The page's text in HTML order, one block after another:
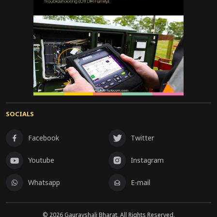
कोई व्यक्ति तनावग्रस्त या परेशान दिखे, तो तुरंत उसे
भावनात्मक समर्थन देना बहुत महत्वपूर्ण हो जाता है।
कुल मिलाकर, साइकोलॉजिकल फर्स्ट एड एक सरल लेकिन
बेहद प्रभावी तरीका है, जो मानसिक स्वास्थ्य को बेहतर
बनाने और संकट की स्थिति में लोगों को संभालने में अहम
भूमिका निभाता है।
SOCIALS
Facebook Twitter
Youtube Instagram
Whatsapp E-mail
© 2026Gauravshali Bharat, All Rights Reserved.